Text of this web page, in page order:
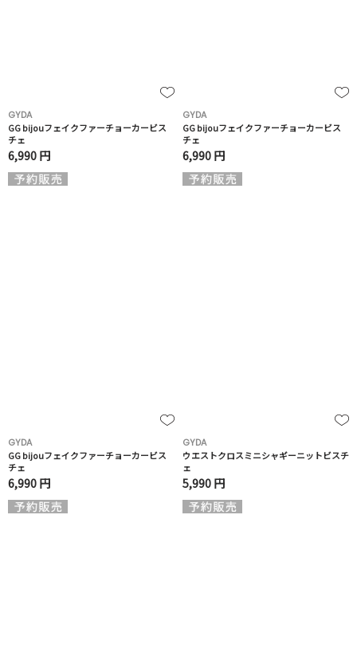
GYDA
GG bijouフェイクファーチョーカービス
チェ
6,990 円
GYDA
GG bijouフェイクファーチョーカービス
チェ
6,990 円
GYDA
GG bijouフェイクファーチョーカービス
チェ
6,990 円
GYDA
ウエストクロスミニシャギーニットビスチ
ェ
5,990 円